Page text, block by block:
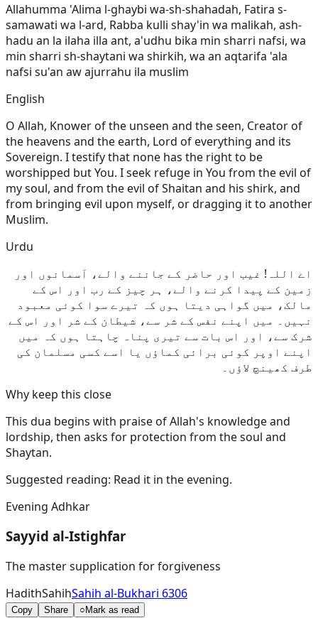
Allahumma 'Alima l-ghaybi wa-sh-shahadah, Fatira s-
samawati wa l-ard, Rabba kulli shay'in wa malikah, ash-
hadu an la ilaha illa ant, a'udhu bika min sharri nafsi, wa
min sharri sh-shaytani wa shirkih, wa an aqtarifa 'ala
nafsi su'an aw ajurrahu ila muslim
English
O Allah, Knower of the unseen and the seen, Creator of
the heavens and the earth, Lord of everything and its
Sovereign. I testify that none has the right to be
worshipped but You. I seek refuge in You from the evil of
my soul, and from the evil of Shaitan and his shirk, and
from bringing evil upon myself, or dragging it to another
Muslim.
Urdu
اے اللہ! غیب اور حاضر کے جاننے والے، آسمانوں اور
زمین کے پیدا کرنے والے، ہر چیز کے رب اور اس کے
مالک، میں گواہی دیتا ہوں کہ تیرے سوا کوئی معبود
نہیں۔ میں اپنے نفس کے شر سے، شیطان کے شر اور اس کے
شرک سے، اور اس بات سے تیری پناہ چاہتا ہوں کہ میں
اپنے اوپر کوئی برائی کماؤں یا اسے کسی مسلمان کی
طرف کھینچ لاؤں۔
Why keep this close
This dua begins with praise of Allah's knowledge and
lordship, then asks for protection from the soul and
Shaytan.
Suggested reading: Read it in the evening.
Evening Adhkar
Sayyid al-Istighfar
The master supplication for forgiveness
HadithSahihSahih al-Bukhari 6306
Copy Share ○ Mark as read